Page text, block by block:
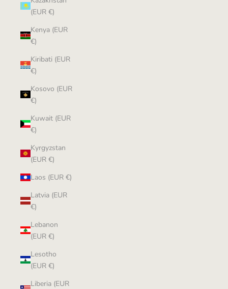
(EUR €)
Kenya (EUR
€)
Kiribati (EUR
€)
Kosovo (EUR
€)
Kuwait (EUR
€)
Kyrgyzstan
(EUR €)
Laos (EUR €)
Latvia (EUR
€)
Lebanon
(EUR €)
Lesotho
(EUR €)
Liberia (EUR